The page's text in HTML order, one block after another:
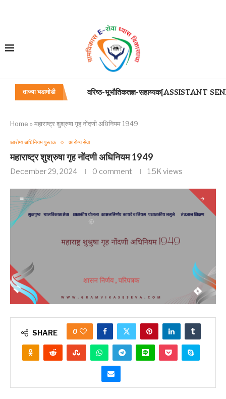
ताज्या घडामोडी
वरिष्ठ-भूभौतिकतज्ञ-सहाय्यक[ASSISTANT
Home » महाराष्ट्र शुश्रुषा गृह नोंदणी अधिनियम 1949
आरोग्य अधिनियम पुस्तक आरोग्य सेवा
महाराष्ट्र शुश्रुषा गृह नोंदणी अधिनियम 1949
December 29, 2024 0 comment 1.5K views
SHARE 0